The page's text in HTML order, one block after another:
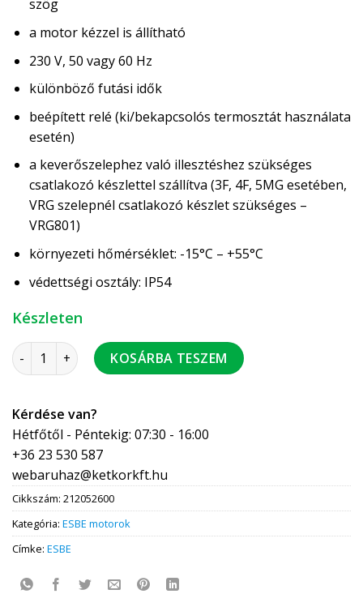
szög
a motor kézzel is állítható
230 V, 50 vagy 60 Hz
különböző futási idők
beépített relé (ki/bekapcsolós termosztát használata
esetén)
a keverőszelephez való illesztéshez szükséges
csatlakozó készlettel szállítva (3F, 4F, 5MG esetében,
VRG szelepnél csatlakozó készlet szükséges –
VRG801)
környezeti hőmérséklet: -15°C – +55°C
védettségi osztály: IP54
Készleten
ESBE 98 motor 230V 2 pont 60 sec 15 Nm beépített relével
KOSÁRBA TESZEM
Kérdése van?
Hétfőtől - Péntekig: 07:30 - 16:00
+36 23 530 587
webaruhaz@ketkorkft.hu
Cikkszám: 212052600
Kategória: ESBE motorok
Címke: ESBE